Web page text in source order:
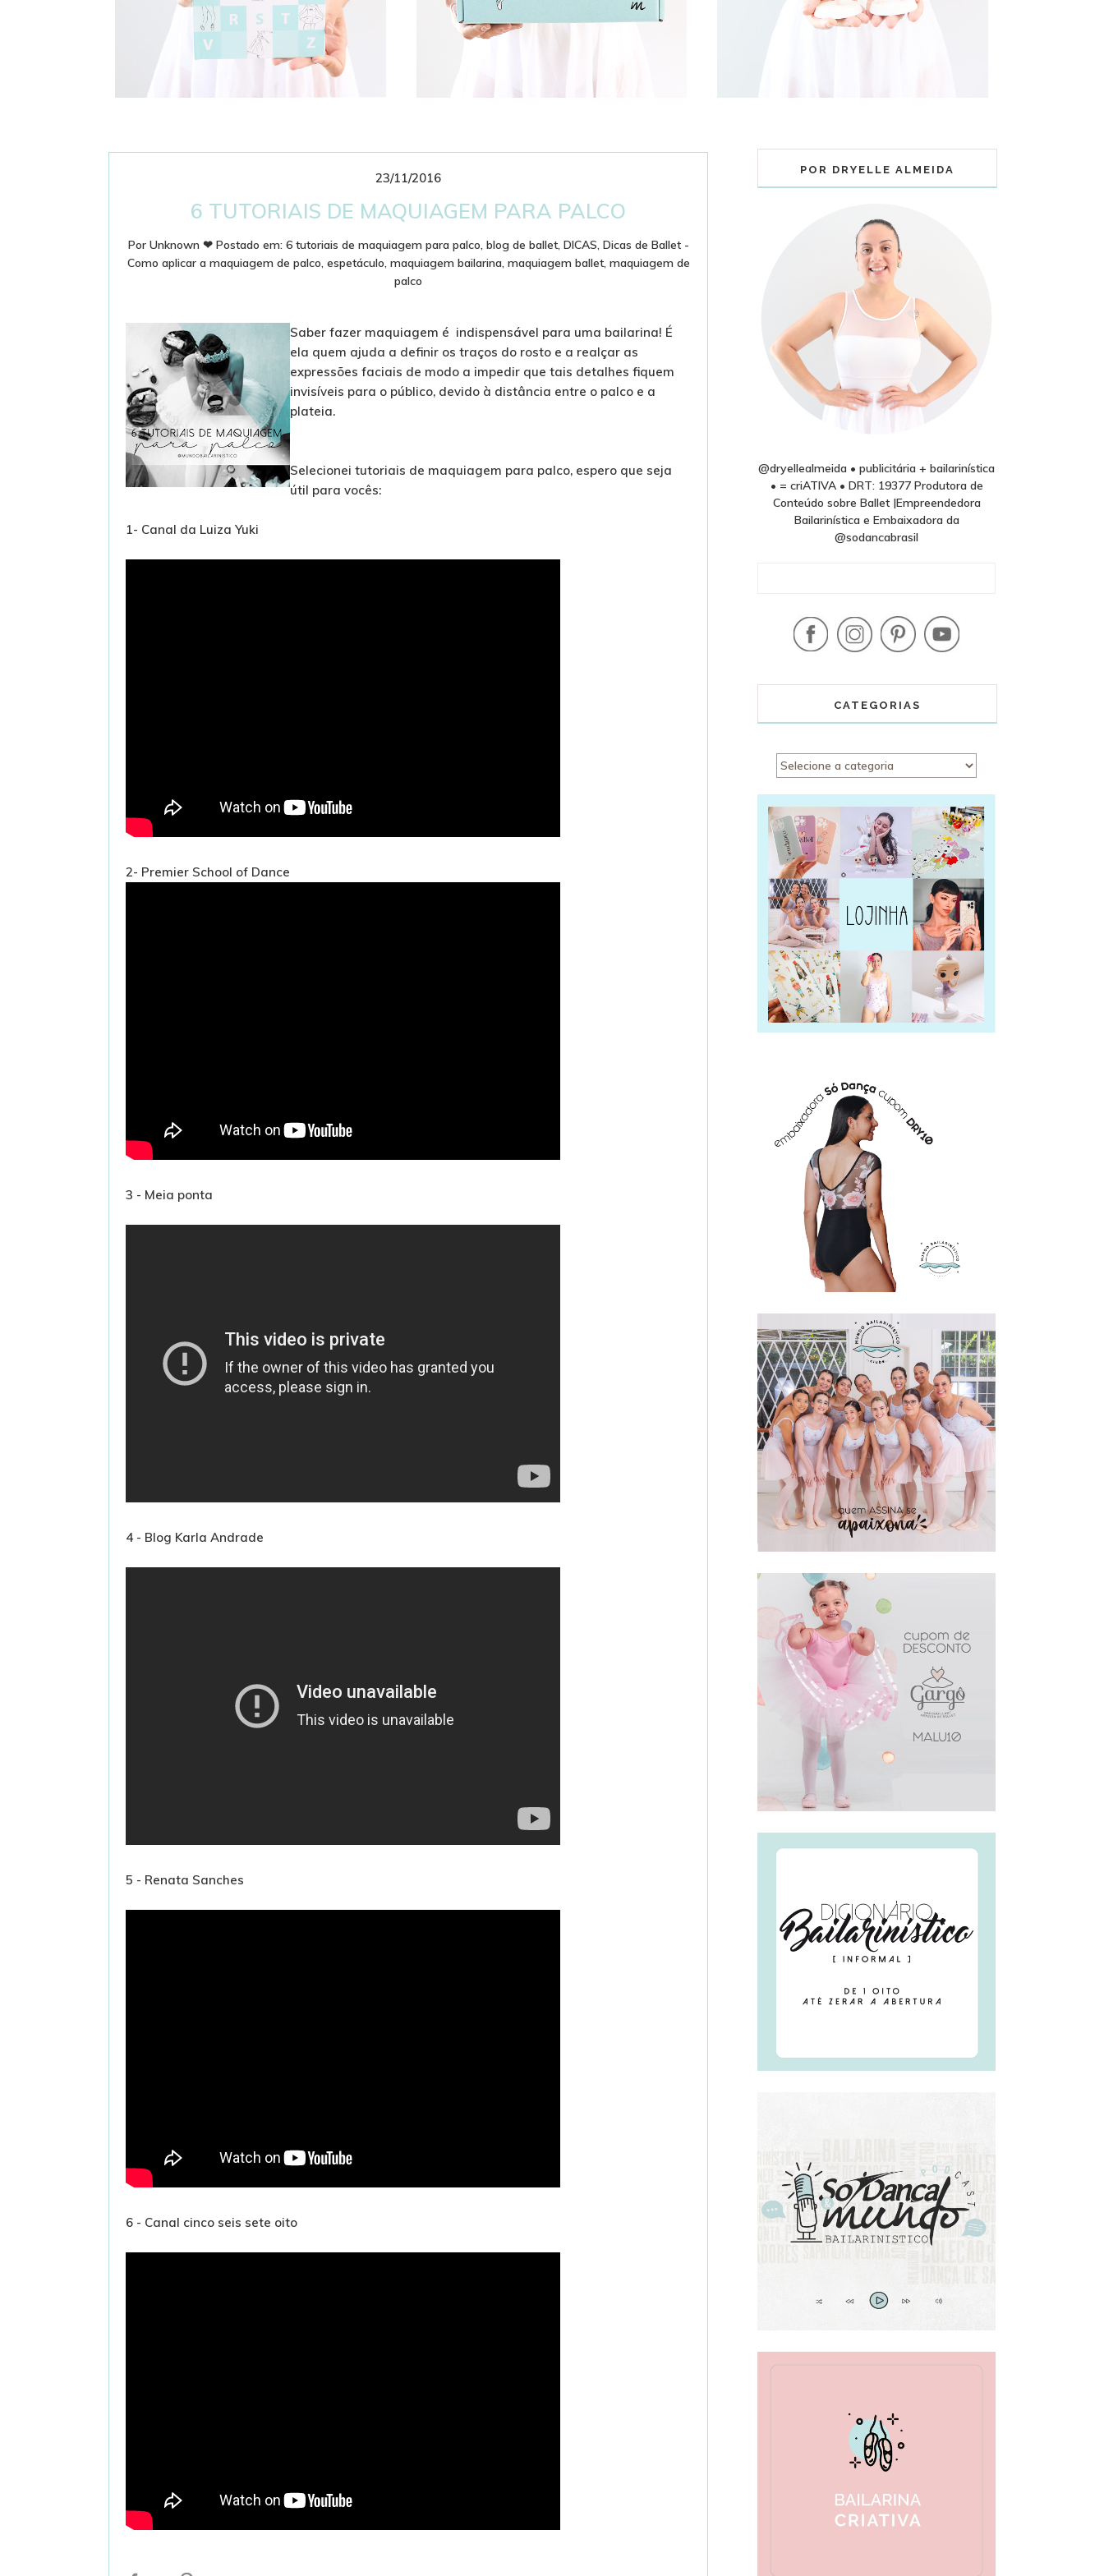
23/11/2016
6 TUTORIAIS DE MAQUIAGEM PARA PALCO
Por Unknown ❤ Postado em: 6 tutoriais de maquiagem para palco, blog de ballet, DICAS, Dicas de Ballet -
Como aplicar a maquiagem de palco, espetáculo, maquiagem bailarina, maquiagem ballet, maquiagem de
palco
Saber fazer maquiagem é indispensável para uma bailarina! É
ela quem ajuda a definir os traços do rosto e a realçar as
expressões faciais de modo a impedir que tais detalhes fiquem
invisíveis para o público, devido à distância entre o palco e a
plateia.
Selecionei tutoriais de maquiagem para palco, espero que seja
útil para vocês:
1- Canal da Luiza Yuki
2- Premier School of Dance
3 - Meia ponta
4 - Blog Karla Andrade
5 - Renata Sanches
6 - Canal cinco seis sete oito
POR DRYELLE ALMEIDA
@dryellealmeida • publicitária + bailarinística
• = criATIVA • DRT: 19377 Produtora de
Conteúdo sobre Ballet |Empreendedora
Bailarinística e Embaixadora da
@sodancabrasil
CATEGORIAS